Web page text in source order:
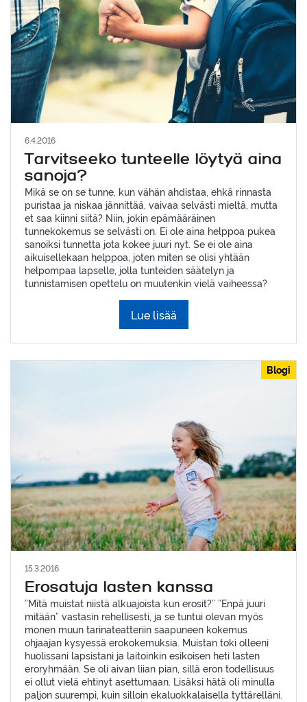
6.4.2016
Tarvitseeko tunteelle löytyä aina
sanoja?
Mikä se on se tunne, kun vähän ahdistaa, ehkä rinnasta
puristaa ja niskaa jännittää, vaivaa selvästi mieltä, mutta
et saa kiinni siitä? Niin, jokin epämääräinen
tunnekokemus se selvästi on. Ei ole aina helppoa pukea
sanoiksi tunnetta jota kokee juuri nyt. Se ei ole aina
aikuisellekaan helppoa, joten miten se olisi yhtään
helpompaa lapselle, jolla tunteiden säätelyn ja
tunnistamisen opettelu on muutenkin vielä vaiheessa?
Lue lisää
Blogi
15.3.2016
Erosatuja lasten kanssa
”Mitä muistat niistä alkuajoista kun erosit?” ”Enpä juuri
mitään” vastasin rehellisesti, ja se tuntui olevan myös
monen muun tarinateatteriin saapuneen kokemus
ohjaajan kysyessä erokokemuksia. Muistan toki olleeni
huolissani lapsistani ja laitoinkin esikoisen heti lasten
eroryhmään. Se oli aivan liian pian, sillä eron todellisuus
ei ollut vielä ehtinyt asettumaan. Lisäksi hätä oli minulla
paljon suurempi, kuin silloin ekaluokkalaisella tyttärelläni.